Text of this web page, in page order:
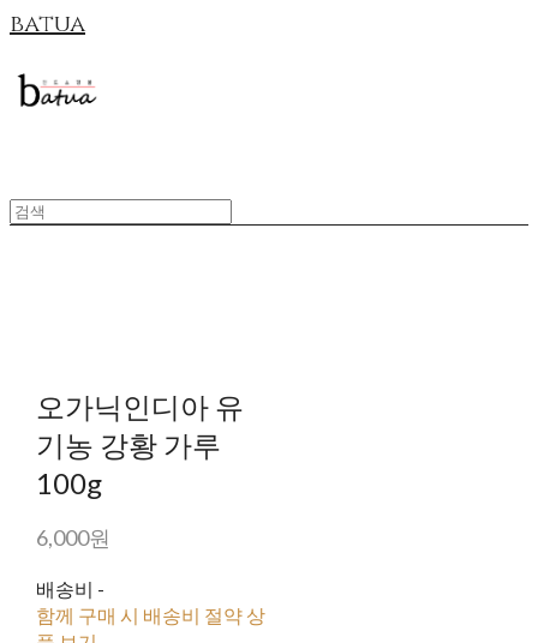
batua
오가닉인디아 유
기농 강황 가루
100g
6,000원
배송비 -
함께 구매 시 배송비 절약 상